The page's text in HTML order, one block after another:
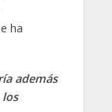
ha
además